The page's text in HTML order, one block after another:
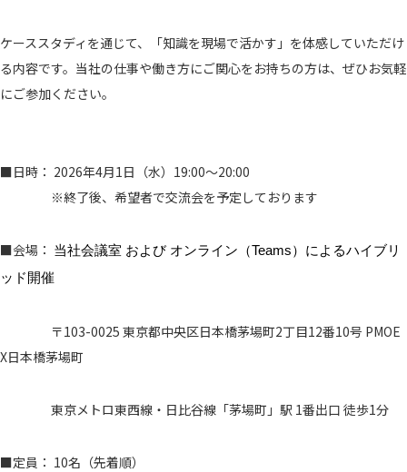
ケーススタディを通じて、「知識を現場で活かす」を体感していただけ
る内容です。当社の仕事や働き方にご関心をお持ちの方は、ぜひお気軽
にご参加ください。
■日時： 2026年4月1日（水）19:00〜20:00
※終了後、希望者で交流会を予定しております
■会場：
当社会議室 および オンライン（Teams）によるハイブリ
ッド開催
〒103-0025 東京都中央区日本橋茅場町2丁目12番10号 PMOE
X日本橋茅場町
東京メトロ東西線・日比谷線「茅場町」駅 1番出口 徒歩1分
■定員： 10名（先着順）